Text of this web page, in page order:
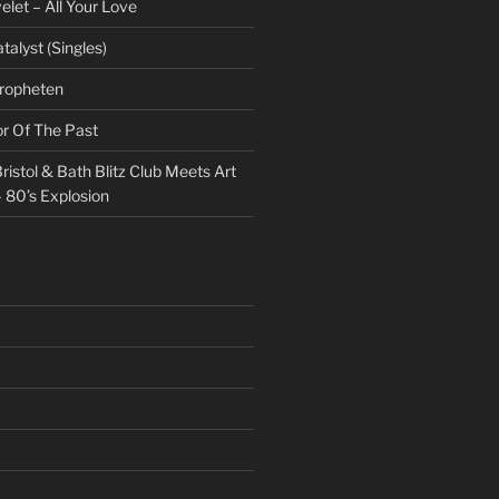
– All Your Love
(Singles)
Of The Past
& Bath Blitz Club Meets Art
Explosion